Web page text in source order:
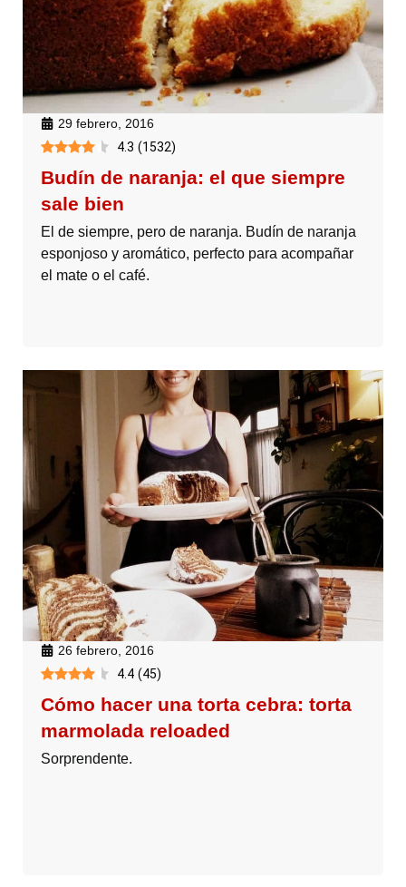
29 febrero, 2016
4.3 (1532)
Budín de naranja: el que siempre
sale bien
El de siempre, pero de naranja. Budín de naranja
esponjoso y aromático, perfecto para acompañar
el mate o el café.
26 febrero, 2016
4.4 (45)
Cómo hacer una torta cebra: torta
marmolada reloaded
Sorprendente.